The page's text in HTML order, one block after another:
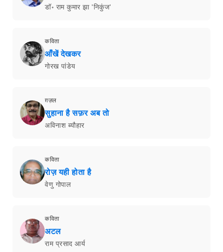
डॉ॰ राम कुमार झा 'निकुंज'
कविता
आँखें देखकर
गोरख पांडेय
ग़ज़ल
सुहाना है सफ़र अब तो
अविनाश ब्यौहार
कविता
रोज़ यही होता है
वेणु गोपाल
कविता
अटल
राम प्रसाद आर्य